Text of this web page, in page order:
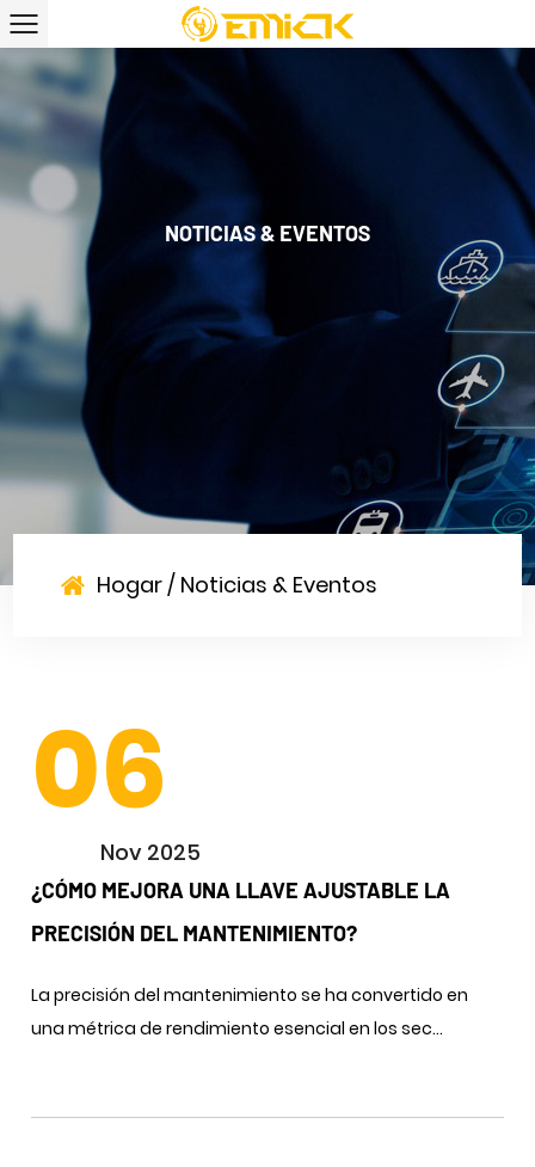
NOTICIAS & EVENTOS
Hogar/ Noticias & Eventos
06
Nov 2025
¿CÓMO MEJORA UNA LLAVE AJUSTABLE LA
PRECISIÓN DEL MANTENIMIENTO?
La precisión del mantenimiento se ha convertido en
una métrica de rendimiento esencial en los sec...